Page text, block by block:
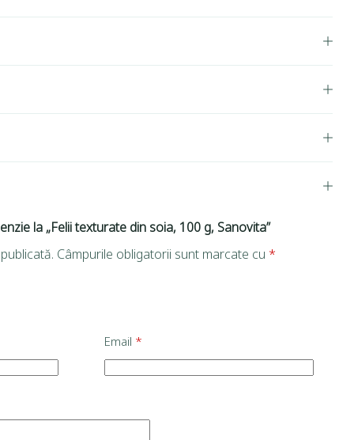
la „Felii texturate din soia, 100 g, Sanovita”
Câmpurile obligatorii sunt marcate cu *
Email *